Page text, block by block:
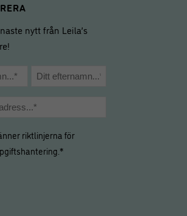
nytt från Leila’s
riktlinjerna för
.*